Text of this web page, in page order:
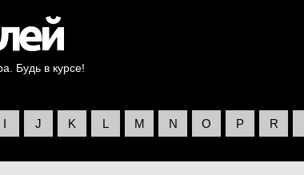
Будь в курсе!
I J K L M N O P R